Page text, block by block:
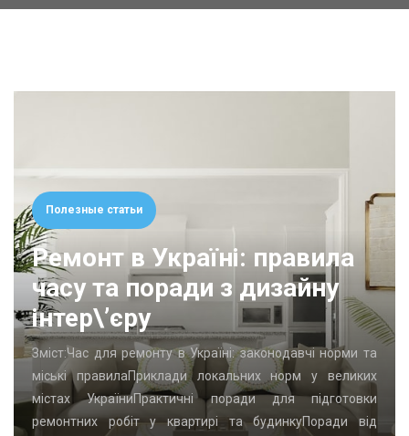
Полезные статьи
Ремонт в Україні: правила
часу та поради з дизайну
інтер\’єру
Зміст:Час для ремонту в Україні: законодавчі норми та
міські правилаПриклади локальних норм у великих
містах УкраїниПрактичні поради для підготовки
ремонтних робіт у квартирі та будинкуПоради від